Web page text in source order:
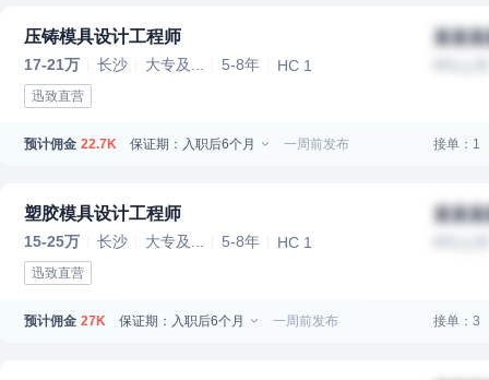
压铸模具设计工程师
17-21万 长沙 大专及... 5-8年 HC 1
迅致直营
某某
预计佣金 22.7K 保证期：入职后6个月 一周前发布 接单：1
塑胶模具设计工程师
15-25万 长沙 大专及... 5-8年 HC 1
迅致直营
某某
预计佣金 27K 保证期：入职后6个月 一周前发布 接单：3